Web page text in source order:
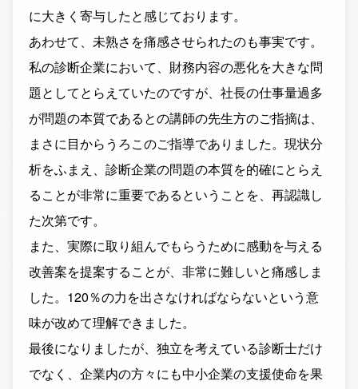
に大きく寄与したと感じております。
あわせて、未熟さを痛感させられたのも事実です。
私の診断企業において、財務内容の悪化を大きな問
題としてとらえていたのですが、社長の仕事量過多
が問題の本質であるとの講師の先生方のご指摘は、
まさに目からうろこのご指導でありました。現状分
析をふまえ、診断企業の問題の本質を的確にとらえ
ることが非常に重要であるということを、再認識し
た次第です。
また、実際に取り組んでもらうために感動を与える
改善案を提案することが、非常に難しいと痛感しま
した。120％の力を出さなければならないという意
味が改めて理解できました。
最後になりましたが、独立を考えている診断士だけ
でなく、企業内の方々にも中小企業の支援使命を果